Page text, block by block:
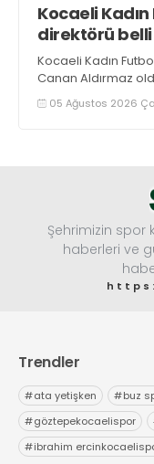
Kocaeli Kadın
direktörü
Kocaeli Kadın
Canan Aldırmaz
05 Ağustos 2026
Şehrimizin spor
haberleri ve
Trendler
#ata yetişken #buz
#göztepekocaelispor
#ibrahim